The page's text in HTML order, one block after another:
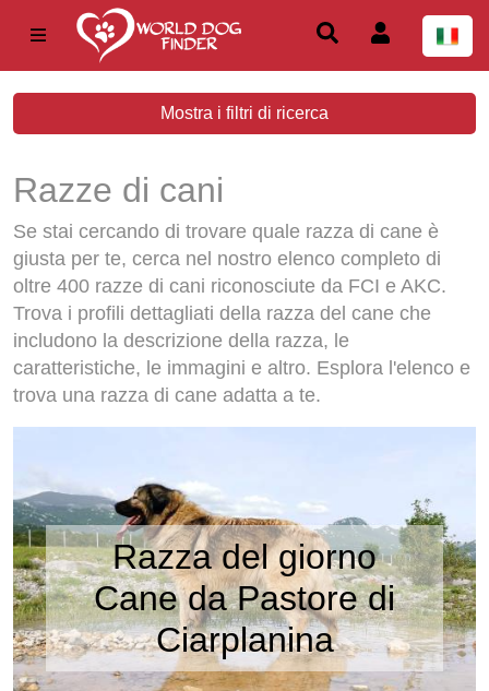
Mostra i filtri di ricerca
Razze di cani
Se stai cercando di trovare quale razza di cane è
giusta per te, cerca nel nostro elenco completo di
oltre 400 razze di cani riconosciute da FCI e AKC.
Trova i profili dettagliati della razza del cane che
includono la descrizione della razza, le
caratteristiche, le immagini e altro. Esplora l'elenco e
trova una razza di cane adatta a te.
Razza del giorno
Cane da Pastore di
Ciarplanina